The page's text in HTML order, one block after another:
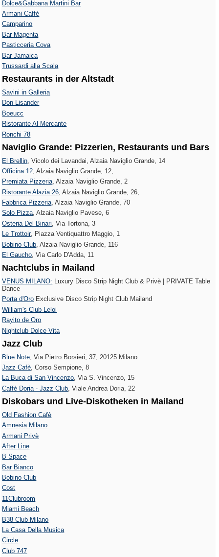
Dolce&Gabbana Martini Bar
Armani Caffè
Camparino
Bar Magenta
Pasticceria Cova
Bar Jamaica
Trussardi alla Scala
Restaurants in der Altstadt
Savini in Galleria
Don Lisander
Boeucc
Ristorante Al Mercante
Ronchi 78
Naviglio Grande: Pizzerien, Restaurants und Bars
El Brellin , Vicolo dei Lavandai, Alzaia Naviglio Grande, 14
Officina 12 , Alzaia Naviglio Grande, 12,
Premiata Pizzeria, Alzaia Naviglio Grande, 2
Ristorante Alazia 26 , Alzaia Naviglio Grande, 26,
Fabbrica Pizzeria, Alzaia Naviglio Grande, 70
Solo Pizza, Alzaia Naviglio Pavese, 6
Osteria Del Binari , Via Tortona, 3
Le Trottoir‎, Piazza Ventiquattro Maggio, 1
Bobino Club , Alzaia Naviglio Grande, 116
El Gaucho, Via Carlo D'Adda, 11
Nachtclubs in Mailand
VENUS MILANO: Luxury Disco Strip Night Club & Privè | PRIVATE Table
Dance
Porta d'Oro Exclusive Disco Strip Night Club Mailand
William's Club Leloi
Rayito de Oro
Nightclub Dolce Vita
Jazz Club
Blue Note , Via Pietro Borsieri, 37, 20125 Milano
Jazz Cafè , Corso Sempione, 8
La Buca di San Vincenzo, Via S. Vincenzo, 15
Caffè Doria - Jazz Club , Viale Andrea Doria, 22
Diskobars und Live-Diskotheken in Mailand
Old Fashion Cafè
Amnesia Milano
Armani Privè
After Line
B Space
Bar Bianco
Bobino Club
Cost
11Clubroom
Miami Beach
B38 Club Milano
La Casa Della Musica
Circle
Club 747